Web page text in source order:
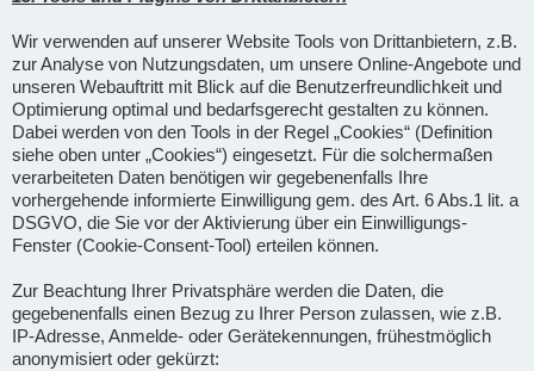
Wir verwenden auf unserer Website Tools von Drittanbietern, z.B.
zur Analyse von Nutzungsdaten, um unsere Online-Angebote und
unseren Webauftritt mit Blick auf die Benutzerfreundlichkeit und
Optimierung optimal und bedarfsgerecht gestalten zu können.
Dabei werden von den Tools in der Regel „Cookies“ (Definition
siehe oben unter „Cookies“) eingesetzt. Für die solchermaßen
verarbeiteten Daten benötigen wir gegebenenfalls Ihre
vorhergehende informierte Einwilligung gem. des Art. 6 Abs.1 lit. a
DSGVO, die Sie vor der Aktivierung über ein Einwilligungs-
Fenster (Cookie-Consent-Tool) erteilen können.
Zur Beachtung Ihrer Privatsphäre werden die Daten, die
gegebenenfalls einen Bezug zu Ihrer Person zulassen, wie z.B.
IP-Adresse, Anmelde- oder Gerätekennungen, frühestmöglich
anonymisiert oder gekürzt: